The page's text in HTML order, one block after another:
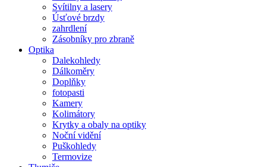
Svítilny a lasery
Úsťové brzdy
zahrdlení
Zásobníky pro zbraně
Optika
Dalekohledy
Dálkoměry
Doplňky
fotopasti
Kamery
Kolimátory
Krytky a obaly na optiky
Noční vidění
Puškohledy
Termovize